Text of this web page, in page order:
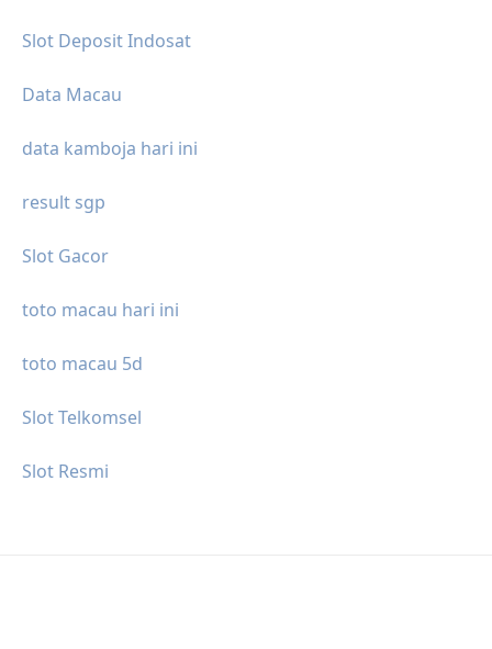
Slot Deposit Indosat
Data Macau
data kamboja hari ini
result sgp
Slot Gacor
toto macau hari ini
toto macau 5d
Slot Telkomsel
Slot Resmi